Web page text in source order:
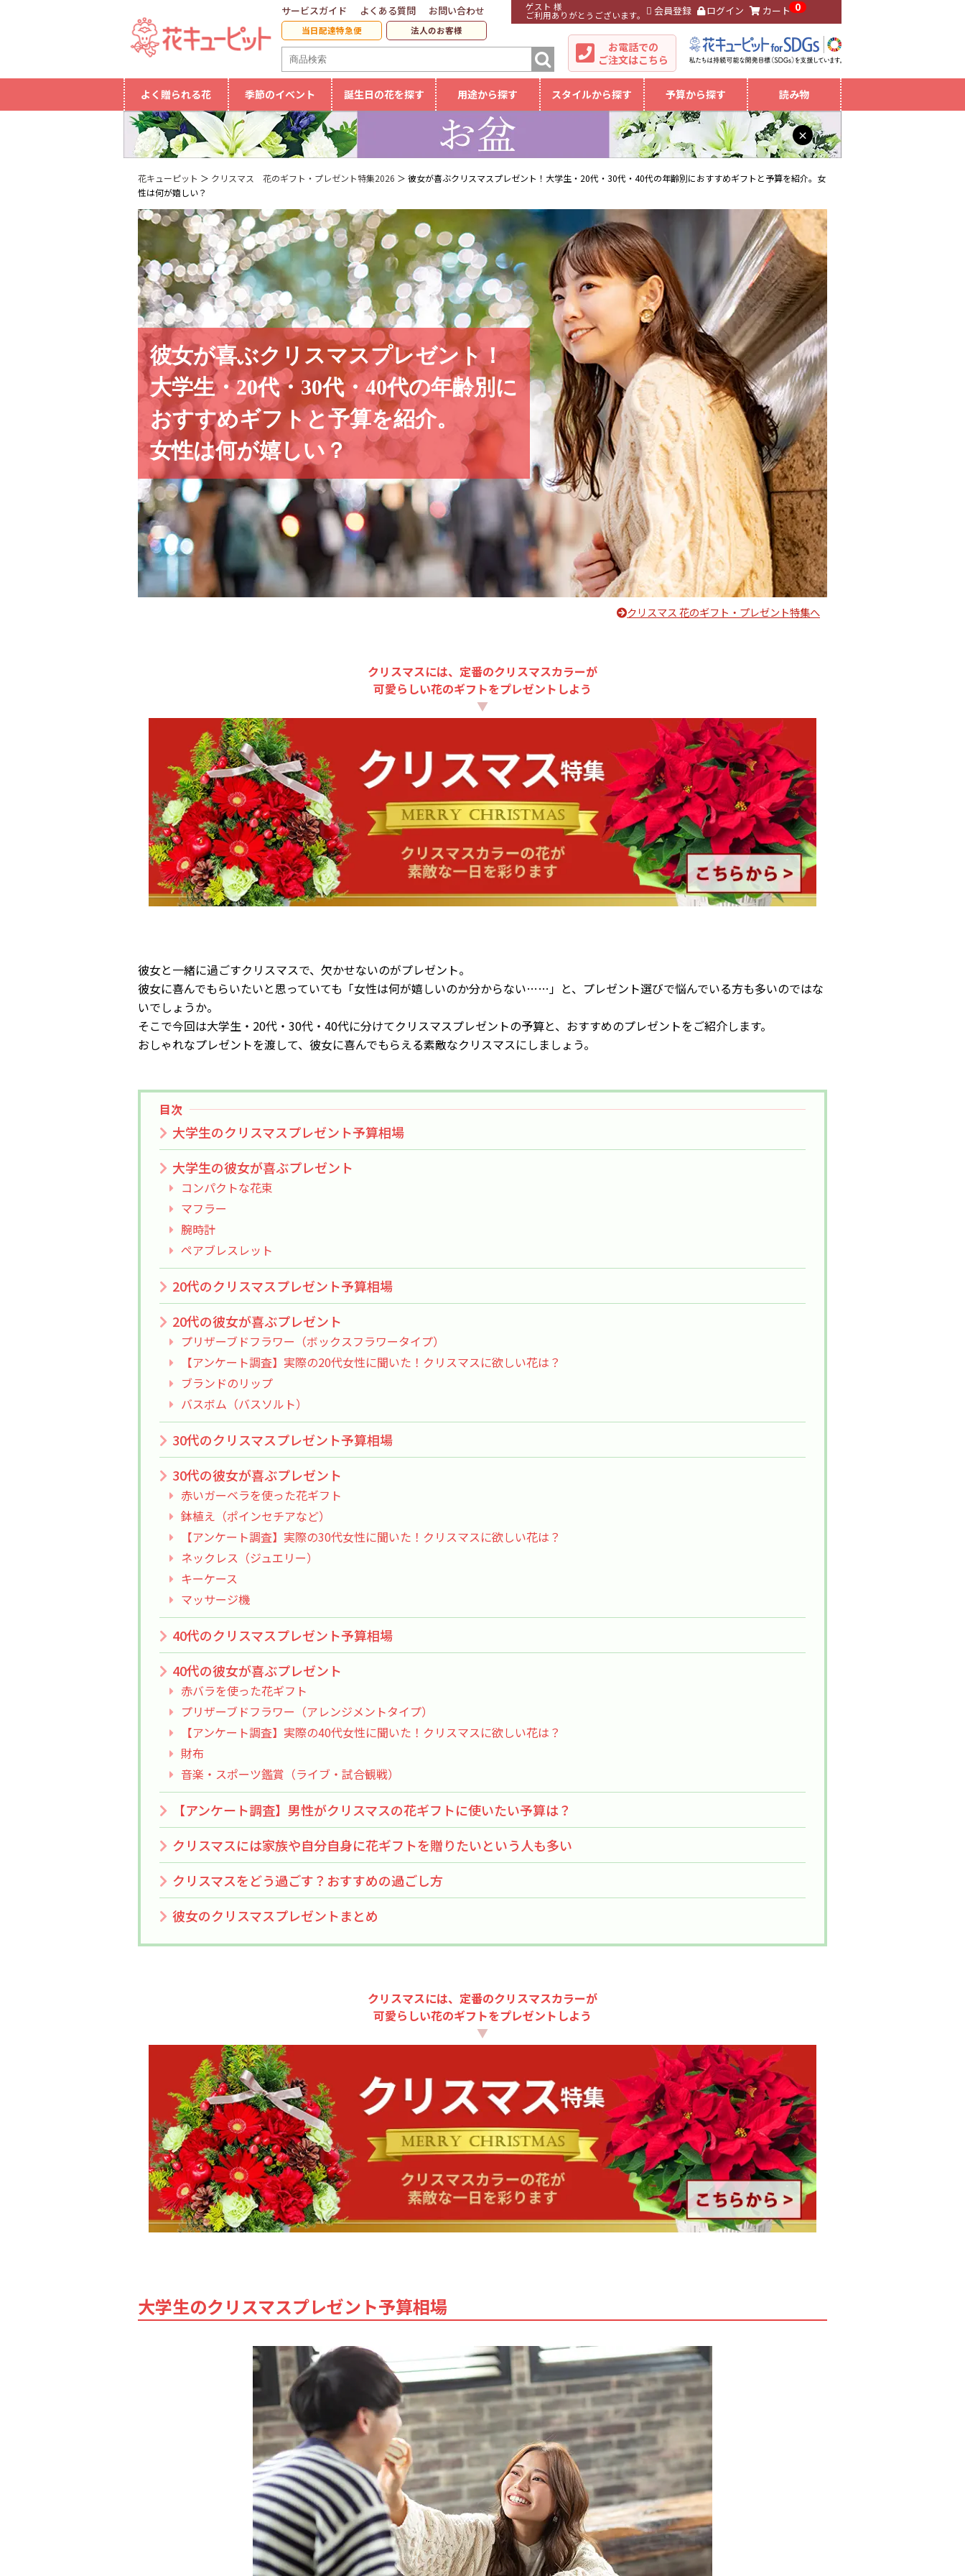
ゲスト 様
ご利用ありがとうございます。 会員登録 ログイン カート 0
サービスガイド よくある質問 お問い合わせ
当日配達特急便 法人のお客様
お電話での
ご注文はこちら
よく贈られる花 季節のイベント 誕生日の花を探す 用途から探す スタイルから探す 予算から探す 読み物
×
花キューピット クリスマス 花のギフト・プレゼント特集2026
彼女が喜ぶクリスマスプレゼント！大学生・20代・30代・40代の年齢別におすすめギフトと予算を紹介。女
性は何が嬉しい？
彼女が喜ぶクリスマスプレゼント！
大学生・20代・30代・ 40代の年齢別に
おすすめギフトと予算を紹介。
女性は何が嬉しい？
クリスマス 花のギフト・プレゼント特集へ
クリスマスには、定番のクリスマスカラーが
可愛らしい花のギフトをプレゼントしよう
▼
彼女と一緒に過ごすクリスマスで、欠かせないのがプレゼント。
彼女に喜んでもらいたいと思っていても「女性は何が嬉しいのか分からない……」と、プレゼント選びで悩んでいる方も多いのではな
いでしょうか。
そこで今回は大学生・20代・30代・40代に分けてクリスマスプレゼントの予算と、おすすめのプレゼントをご紹介します。
おしゃれなプレゼントを渡して、彼女に喜んでもらえる素敵なクリスマスにしましょう。
目次
大学生のクリスマスプレゼント予算相場
大学生の彼女が喜ぶプレゼント
コンパクトな花束
マフラー
腕時計
ペアブレスレット
20代のクリスマスプレゼント予算相場
20代の彼女が喜ぶプレゼント
プリザーブドフラワー（ボックスフラワータイプ）
【アンケート調査】実際の20代女性に聞いた！クリスマスに欲しい花は？
ブランドのリップ
バスボム（バスソルト）
30代のクリスマスプレゼント予算相場
30代の彼女が喜ぶプレゼント
赤いガーベラを使った花ギフト
鉢植え（ポインセチアなど）
【アンケート調査】実際の30代女性に聞いた！クリスマスに欲しい花は？
ネックレス（ジュエリー）
キーケース
マッサージ機
40代のクリスマスプレゼント予算相場
40代の彼女が喜ぶプレゼント
赤バラを使った花ギフト
プリザーブドフラワー（アレンジメントタイプ）
【アンケート調査】実際の40代女性に聞いた！クリスマスに欲しい花は？
財布
音楽・スポーツ鑑賞（ライブ・試合観戦）
【アンケート調査】男性がクリスマスの花ギフトに使いたい予算は？
クリスマスには家族や自分自身に花ギフトを贈りたいという人も多い
クリスマスをどう過ごす？おすすめの過ごし方
彼女のクリスマスプレゼントまとめ
クリスマスには、定番のクリスマスカラーが
可愛らしい花のギフトをプレゼントしよう
▼
大学生のクリスマスプレゼント予算相場